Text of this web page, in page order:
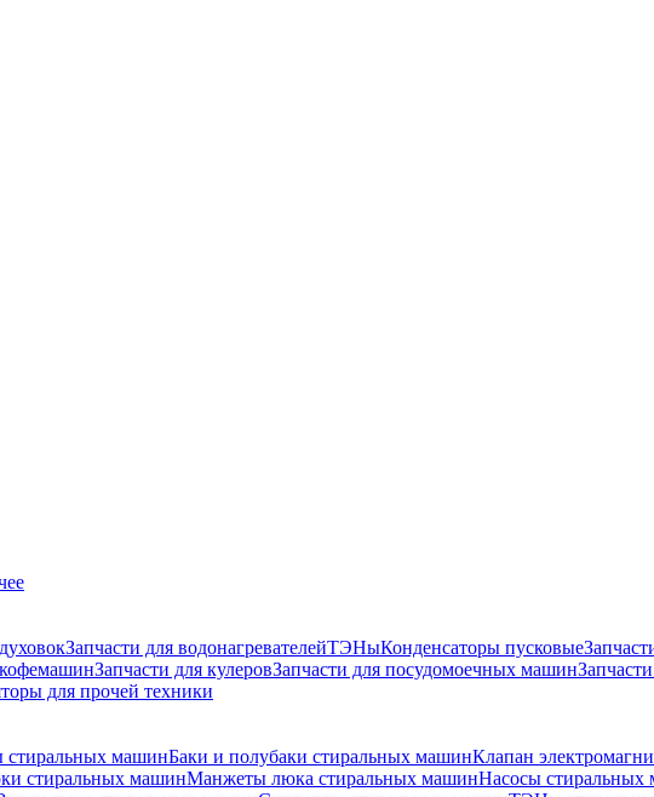
Запчасти для водонагревателейТЭНыКонденсаторы пусковые
Запчасти для кулеровЗапчасти для посудомоечных машин
для прочей техники
стиральных машинБаки и полубаки стиральных машинКлапан
стиральных машинМанжеты люка стиральных машинНасосы стиральных